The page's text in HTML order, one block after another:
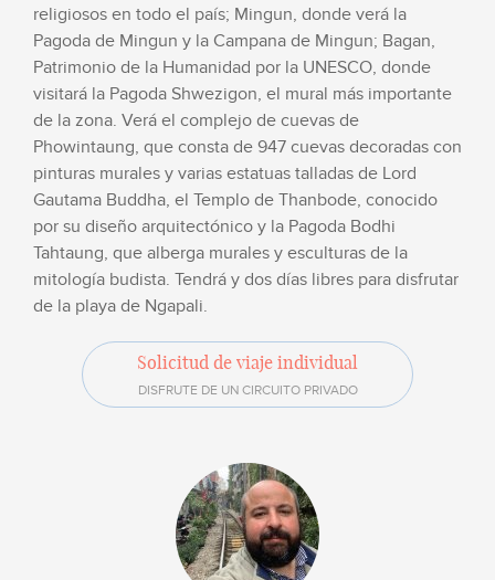
religiosos en todo el país; Mingun, donde verá la
Pagoda de Mingun y la Campana de Mingun; Bagan,
Patrimonio de la Humanidad por la UNESCO, donde
visitará la Pagoda Shwezigon, el mural más importante
de la zona. Verá el complejo de cuevas de
Phowintaung, que consta de 947 cuevas decoradas con
pinturas murales y varias estatuas talladas de Lord
Gautama Buddha, el Templo de Thanbode, conocido
por su diseño arquitectónico y la Pagoda Bodhi
Tahtaung, que alberga murales y esculturas de la
mitología budista. Tendrá y dos días libres para disfrutar
de la playa de Ngapali.
Solicitud de viaje individual
DISFRUTE DE UN CIRCUITO PRIVADO